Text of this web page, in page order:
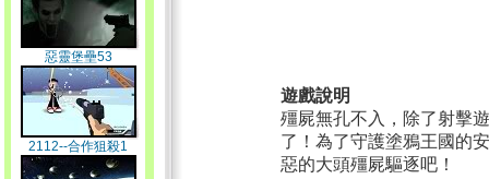
惡靈堡壘53
2112--合作狙殺1
遊戲說明
殭屍無孔不入，除了射擊
了！為了守護塗鴉王國的
惡的大頭殭屍驅逐吧！